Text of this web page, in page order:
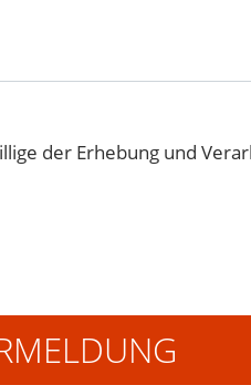
der Erhebung und